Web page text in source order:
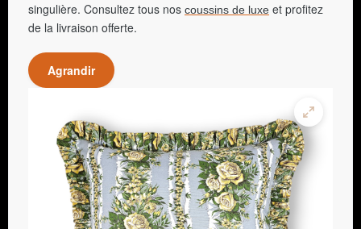
singulière. Consultez tous nos coussins de luxe et profitez
de la livraison offerte.
Agrandir